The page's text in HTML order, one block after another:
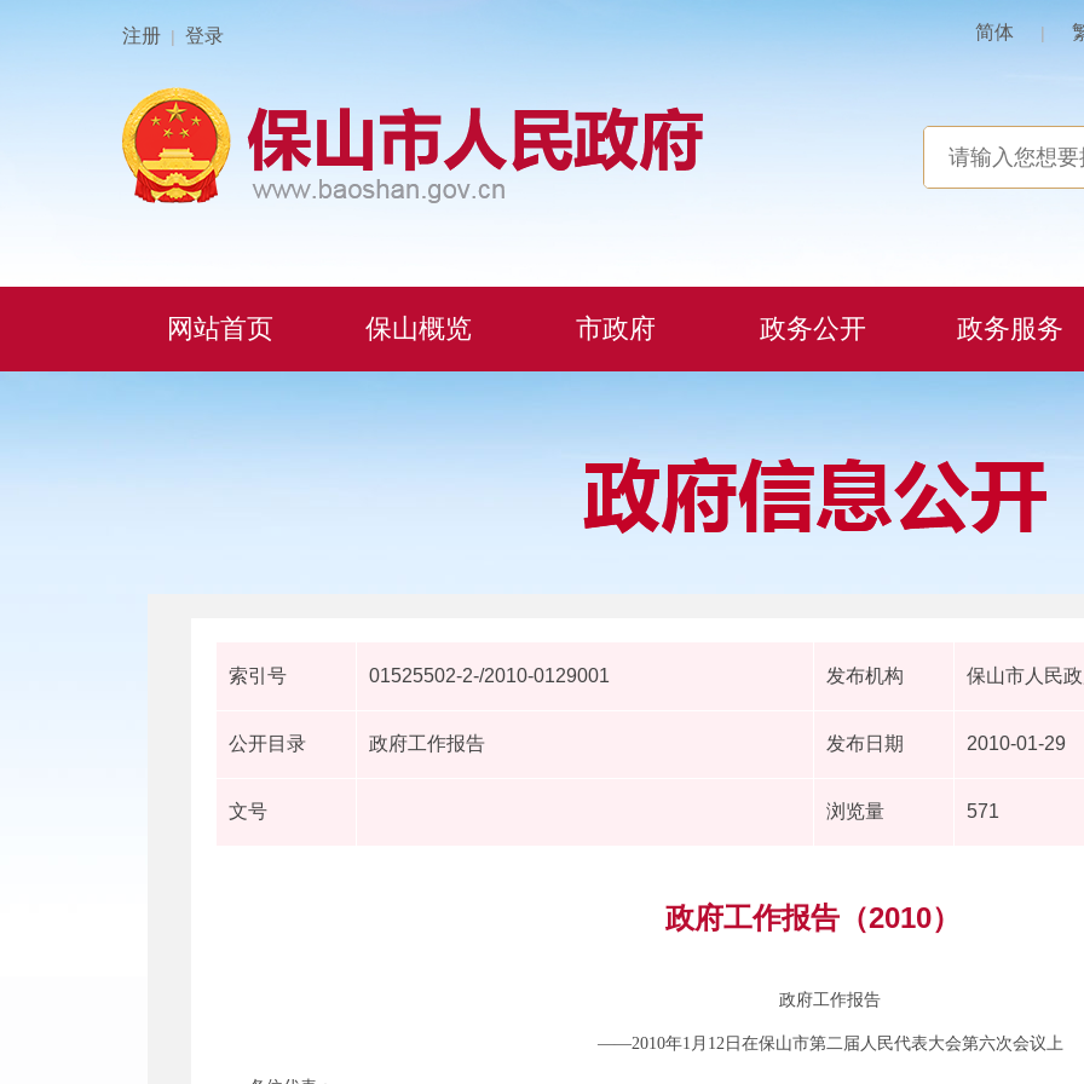
注册 | 登录 简体 |
网站首页 保山概览 市政府 政务公开 政务服务
索引号 01525502-2-/2010-0129001 发布机构 保山市人民
公开目录 政府工作报告 发布日期 2010-01-29
文号 浏览量 571
政府工作报告（2010）
政府工作报告
——2010年1月12日在保山市第二届人民代表大会第六次会议上